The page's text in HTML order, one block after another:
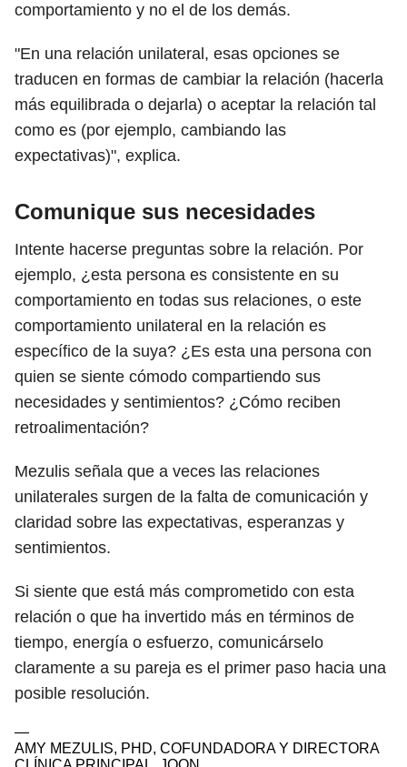
comportamiento y no el de los demás.
"En una relación unilateral, esas opciones se
traducen en formas de cambiar la relación (hacerla
más equilibrada o dejarla) o aceptar la relación tal
como es (por ejemplo, cambiando las
expectativas)", explica.
Comunique sus necesidades
Intente hacerse preguntas sobre la relación. Por
ejemplo, ¿esta persona es consistente en su
comportamiento en todas sus relaciones, o este
comportamiento unilateral en la relación es
específico de la suya? ¿Es esta una persona con
quien se siente cómodo compartiendo sus
necesidades y sentimientos? ¿Cómo reciben
retroalimentación?
Mezulis señala que a veces las relaciones
unilaterales surgen de la falta de comunicación y
claridad sobre las expectativas, esperanzas y
sentimientos.
Si siente que está más comprometido con esta
relación o que ha invertido más en términos de
tiempo, energía o esfuerzo, comunicárselo
claramente a su pareja es el primer paso hacia una
posible resolución.
—
AMY MEZULIS, PHD, COFUNDADORA Y DIRECTORA